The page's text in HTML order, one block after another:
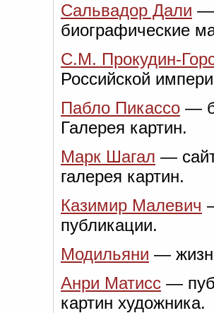
Сальвадор Дали —
биографические
С.М. Прокудин-
Российской
Пабло Пикассо —
Галерея картин.
Марк Шагал —
галерея картин.
Казимир Малевич
публикации.
Модильяни —
Анри Матисс —
картин художника.